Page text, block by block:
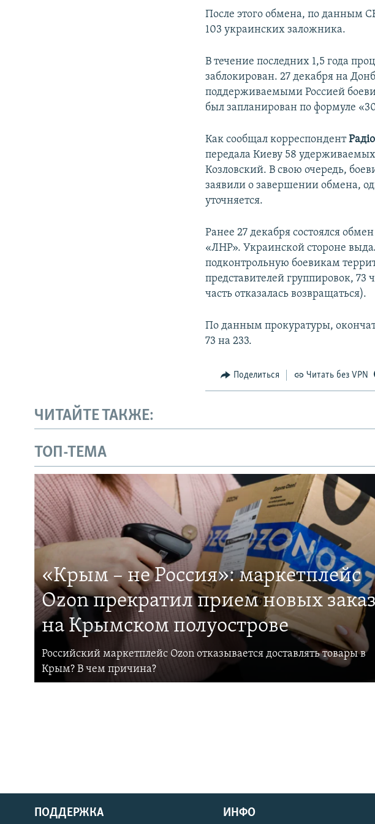
После этого обмена, по данным
103 украинских заложника.
В течение последних 1,5 года
заблокирован. 27 декабря на
поддерживаемыми Россией
был запланирован по формуле
Как сообщал корреспондент
передала Киеву 58
Козловский. В свою очередь,
заявили о завершении обмена,
уточняется.
Ранее 27 декабря состоялся
«ЛНР». Украинской стороне
подконтрольную боевикам
представителей группировок, 73
часть отказалась возвращаться).
По данным прокуратуры,
73 на 233.
Поделиться Читать без VPN
ЧИТАЙТЕ ТАКЖЕ:
ТОП-ТЕМА
«Крым – не Россия»: маркетплейс
Ozon прекратил прием новых
на Крымском полуострове
Российский маркетплейс Ozon отказывается доставлять товары в
Крым? В чем причина?
ПОДДЕРЖКА ИНФО